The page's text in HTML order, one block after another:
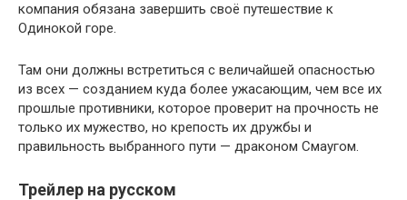
компания обязана завершить своё путешествие к
Одинокой горе.
Там они должны встретиться с величайшей опасностью
из всех — созданием куда более ужасающим, чем все их
прошлые противники, которое проверит на прочность не
только их мужество, но крепость их дружбы и
правильность выбранного пути — драконом Смаугом.
Трейлер на русском